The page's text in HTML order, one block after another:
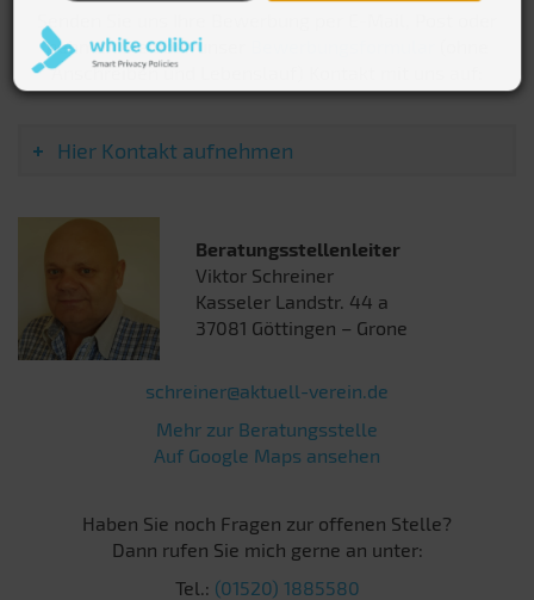
nehmen Sie über unser
Anschreiben und Lebenslauf) Kontakt mit uns auf:
Hier Kontakt aufnehmen
Beratungsstellenleiter
Viktor Schreiner
Kasseler Landstr. 44 a
37081 Göttingen – Grone
schreiner@aktuell-verein.de
Mehr zur Beratungsstelle
Auf Google Maps ansehen
Haben Sie noch Fragen zur offenen Stelle?
Dann rufen Sie mich gerne an unter:
Tel.: (01520) 1885580